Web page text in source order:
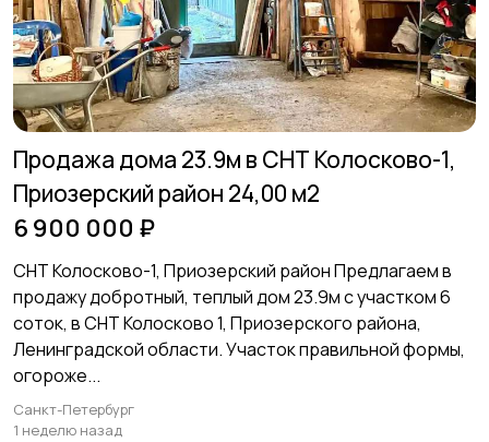
Продажа дома 23.9м в СНТ Колосково-1,
Приозерский район 24,00 м2
6 900 000 ₽
СНТ Колосково-1, Приозерский район Предлагаем в
продажу добротный, теплый дом 23.9м с участком 6
соток, в СНТ Колосково 1, Приозерского района,
Ленинградской области. Участок правильной формы,
огороже...
Санкт-Петербург
1 неделю назад